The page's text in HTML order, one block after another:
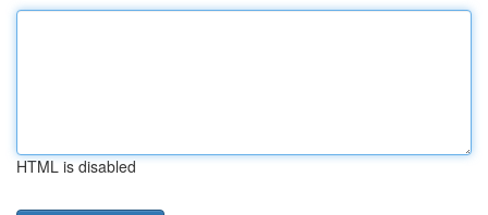
HTML is disabled